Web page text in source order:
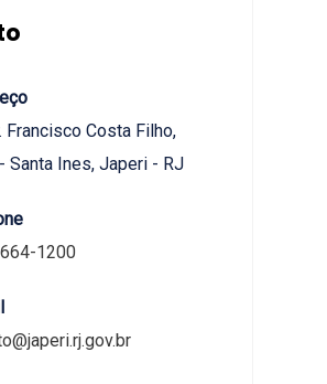
Francisco Costa Filho,
Santa Ines, Japeri - RJ
1200